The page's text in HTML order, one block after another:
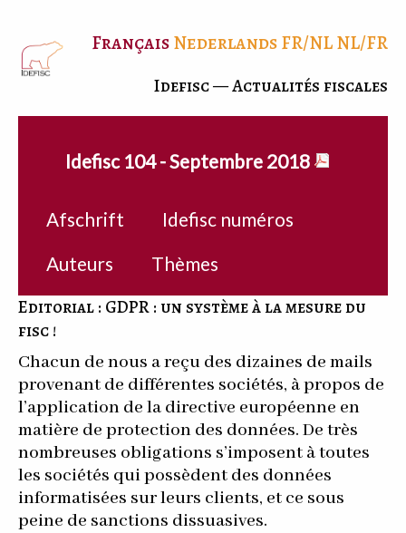
FrançaisNederlandsFR/NLNL/FR
Idefisc — Actualités fiscales
Idefisc 104 - Septembre 2018
Afschrift
Idefisc numéros
Auteurs
Thèmes
Editorial : GDPR : un système à la mesure du
fisc !
Chacun de nous a reçu des dizaines de mails
provenant de différentes sociétés, à propos de
l’application de la directive européenne en
matière de protection des données. De très
nombreuses obligations s’imposent à toutes
les sociétés qui possèdent des données
informatisées sur leurs clients, et ce sous
peine de sanctions dissuasives.